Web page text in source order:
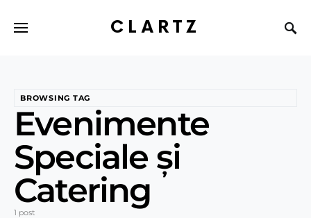
CLARTZ
BROWSING TAG
Evenimente
Speciale și
Catering
1 post